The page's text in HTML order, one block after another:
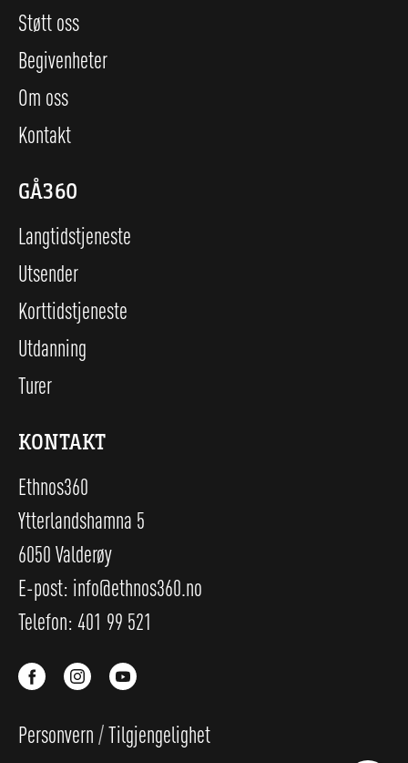
Støtt oss
Begivenheter
Om oss
Kontakt
GÅ360
Langtidstjeneste
Utsender
Korttidstjeneste
Utdanning
Turer
KONTAKT
Ethnos360
Ytterlandshamna 5
6050 Valderøy
E-post: info@ethnos360.no
Telefon:401 99 521
Personvern/Tilgjengelighet